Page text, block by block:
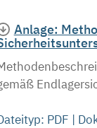
Anlage:
PDF |